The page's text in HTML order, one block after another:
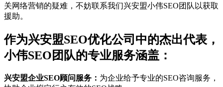
关网络营销的疑难，不妨联系我们兴安盟小伟SEO团队以获取
援助。
作为兴安盟SEO优化公司中的杰出代表，
小伟SEO团队的专业服务涵盖：
兴安盟企业SEO顾问服务： 为企业给予专业的SEO咨询服务，